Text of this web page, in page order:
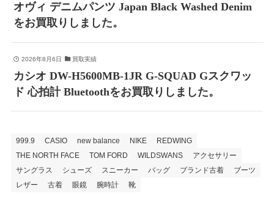
オヴィ デニムパンツ Japan Black Washed Denim
をお買取りしました。
2026年8月6日 買取実績
カシオ DW-H5600MB-1JR G-SQUAD Gスクワッ
ド 心拍計 Bluetoothをお買取りしました。
999.9 CASIO new balance NIKE
REDWING
THE NORTH FACE
TOM FORD WILDSWANS
アクセサリー
サングラス
シューズ スニーカー バッグ ブランド古着
ブーツ
レザー
古着 眼鏡 腕時計 靴